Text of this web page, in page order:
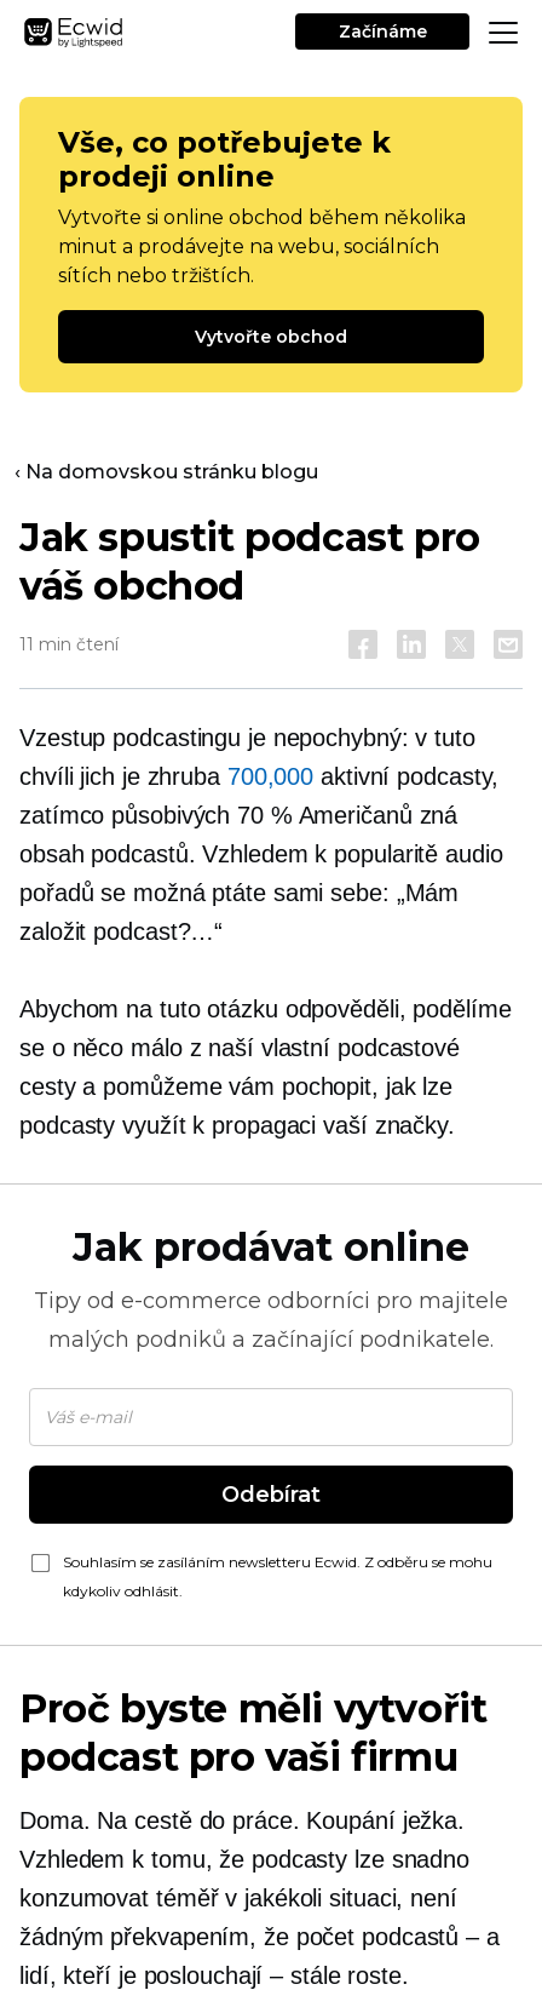
Začínáme
Vše, co potřebujete k
prodeji online
Vytvořte si online obchod během několika
minut a prodávejte na webu, sociálních
sítích nebo tržištích.
Vytvořte obchod
‹ Na domovskou stránku blogu
Jak spustit podcast pro
váš obchod
11 min čtení
Vzestup podcastingu je nepochybný: v tuto
chvíli jich je zhruba 700,000 aktivní podcasty,
zatímco působivých 70 % Američanů zná
obsah podcastů. Vzhledem k popularitě audio
pořadů se možná ptáte sami sebe: „Mám
založit podcast?…“
Abychom na tuto otázku odpověděli, podělíme
se o něco málo z naší vlastní podcastové
cesty a pomůžeme vám pochopit, jak lze
podcasty využít k propagaci vaší značky.
Jak prodávat online
Tipy od e-commerce odborníci pro majitele
malých podniků a začínající podnikatele.
Odebírat
Souhlasím se zasíláním newsletteru Ecwid. Z odběru se mohu
kdykoliv odhlásit.
Proč byste měli vytvořit
podcast pro vaši firmu
Doma. Na cestě do práce. Koupání ježka.
Vzhledem k tomu, že podcasty lze snadno
konzumovat téměř v jakékoli situaci, není
žádným překvapením, že počet podcastů – a
lidí, kteří je poslouchají – stále roste.